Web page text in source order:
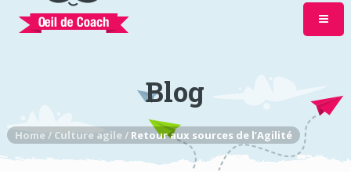
Blog
Home / Culture agile / Retour aux sources de l’Agilité